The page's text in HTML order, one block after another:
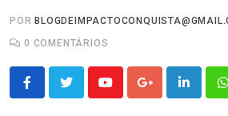
POR
0 COMENTÁRIOS
YoutubeGoogle+LinkedIn